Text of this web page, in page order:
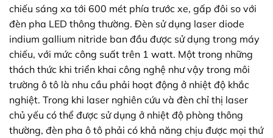
chiếu sáng xa tới 600 mét phía trước xe, gấp đôi so với
đèn pha LED thông thường. Đèn sử dụng laser diode
indium gallium nitride ban đầu được sử dụng trong máy
chiếu, với mức công suất trên 1 watt. Một trong những
thách thức khi triển khai công nghệ như vậy trong môi
trường ô tô là nhu cầu phải hoạt động ở nhiệt độ khắc
nghiệt. Trong khi laser nghiên cứu và đèn chỉ thị laser
chủ yếu có thể được sử dụng ở nhiệt độ phòng thông
thường, đèn pha ô tô phải có khả năng chịu được mọi thứ